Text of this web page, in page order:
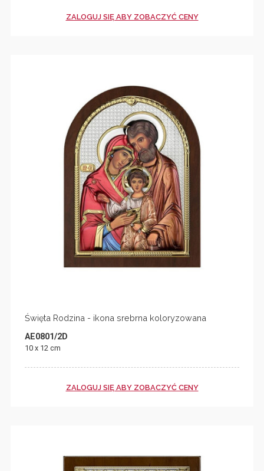
ZALOGUJ SIĘ ABY ZOBACZYĆ CENY
Święta Rodzina - ikona srebrna koloryzowana
AE0801/2D
10 x 12 cm
ZALOGUJ SIĘ ABY ZOBACZYĆ CENY